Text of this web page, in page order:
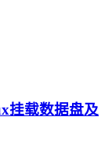
载数据盘及